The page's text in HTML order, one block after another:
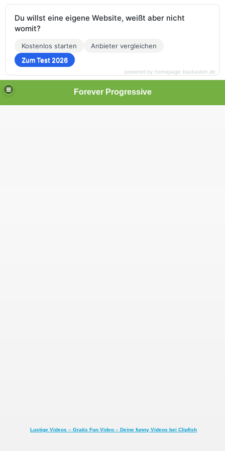
Forever Progressive
Lustige Videos – Gratis Fun Video – Deine funny Videos bei Clipfish
Du willst eine eigene Website, weißt aber nicht
womit?
Kostenlos starten
Anbieter vergleichen
Zum Test 2026
powered by homepage-baukasten.de